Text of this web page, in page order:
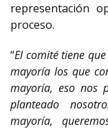
representación
proceso.
“El comité tiene
mayoría los que
mayoría, eso nos
planteado
mayoría,